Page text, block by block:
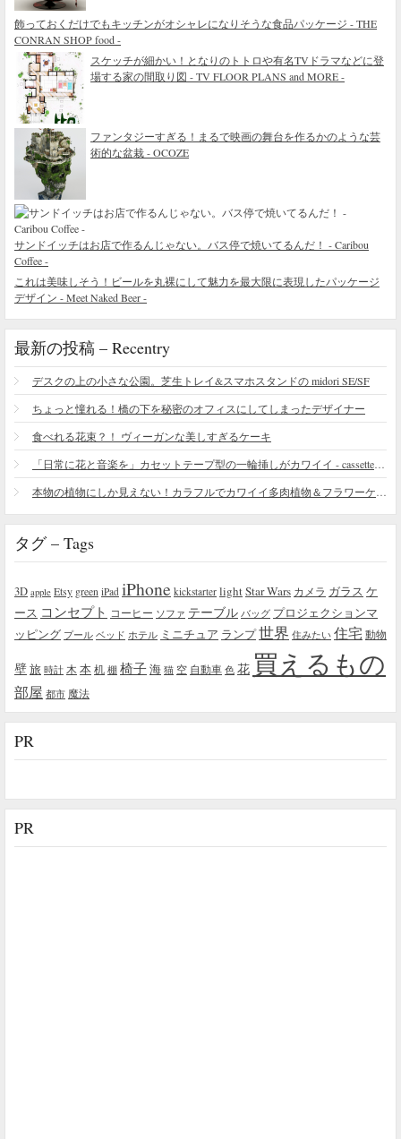
飾っておくだけでもキッチンがオシャレになりそうな食品パッケージ - THE
CONRAN SHOP food -
スケッチが細かい！となりのトトロや有名TVドラマなどに登
場する家の間取り図 - TV FLOOR PLANS and MORE -
ファンタジーすぎる！まるで映画の舞台を作るかのような芸
術的な盆栽 - OCOZE
サンドイッチはお店で作るんじゃない。バス停で焼いてるんだ！ - Caribou
Coffee -
これは美味しそう！ビールを丸裸にして魅力を最大限に表現したパッケージ
デザイン - Meet Naked Beer -
最新の投稿 – Recentry
デスクの上の小さな公園。芝生トレイ&スマホスタンドの midori SE/SF
ちょっと憧れる！橋の下を秘密のオフィスにしてしまったデザイナー
食べれる花束？！ ヴィーガンな美しすぎるケーキ
タグ – Tags
3D apple Etsy green iPad iPhone kickstarter lightStar Wars カメラ ガラス ケ
ース コンセプト コーヒー ソファ テーブル バッグ プロジェクションマ
ッピング プール ベッド ホテル ミニチュア ランプ世界 住みたい 住宅 動物
壁旅 時計 木 本机 棚 椅子海 猫 空 自動車 色 花 買えるもの
部屋 都市 魔法
PR
PR